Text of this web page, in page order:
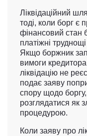
Ліквідаційний
тоді, коли борг є
фінансовий стан
платіжні
Якщо боржник
вимоги
ліквідацію не
подає заяву
спору щодо
розглядатися як
процедурою.
Коли заяву про